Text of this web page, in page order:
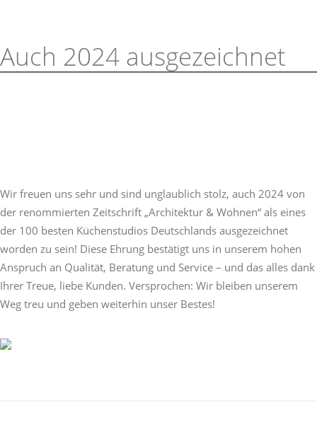
Auch 2024 ausgezeichnet
Wir freuen uns sehr und sind unglaublich stolz, auch 2024 von
der renommierten Zeitschrift „Architektur & Wohnen“ als eines
der 100 besten Küchenstudios Deutschlands ausgezeichnet
worden zu sein! Diese Ehrung bestätigt uns in unserem hohen
Anspruch an Qualität, Beratung und Service – und das alles dank
Ihrer Treue, liebe Kunden. Versprochen: Wir bleiben unserem
Weg treu und geben weiterhin unser Bestes!